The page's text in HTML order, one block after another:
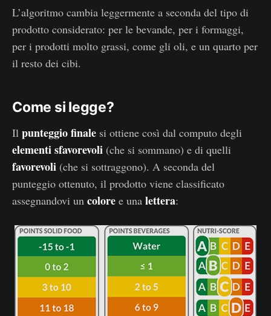
L’algoritmo cambia leggermente a seconda del tipo di
prodotto considerato: per le bevande, per i formaggi,
per i prodotti molto grassi, come gli oli, e un quarto per
il resto dei cibi.
Come si legge?
Il punteggio finale si ottiene così dal computo degli
elementi sfavorevoli (che si sommano) e di quelli
favorevoli (che si sottraggono). A seconda del
punteggio ottenuto, il prodotto viene classificato
assegnandovi un colore e una lettera: